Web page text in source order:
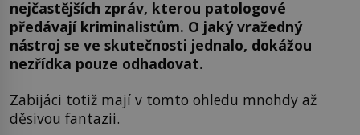
nejčastějších zpráv, kterou patologové
předávají kriminalistům. O jaký vražedný
nástroj se ve skutečnosti jednalo, dokážou
nezřídka pouze odhadovat.
Zabijáci totiž mají v tomto ohledu mnohdy až
děsivou fantazii.